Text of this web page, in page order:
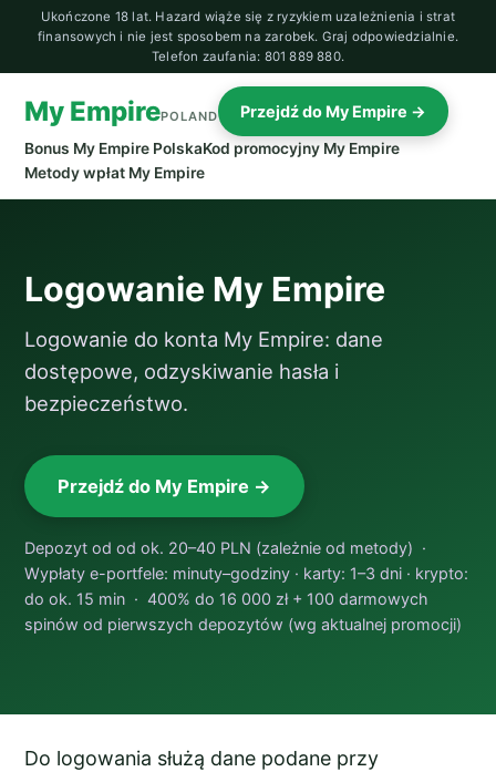
Ukończone 18 lat. Hazard wiąże się z ryzykiem uzależnienia i strat
finansowych i nie jest sposobem na zarobek. Graj odpowiedzialnie.
Telefon zaufania: 801 889 880.
My EmpirePOLAND
Bonus My Empire PolskaKod promocyjny My Empire
Metody wpłat My Empire
Przejdź do My Empire →
Logowanie My Empire
Logowanie do konta My Empire: dane
dostępowe, odzyskiwanie hasła i
bezpieczeństwo.
Przejdź do My Empire →
Depozyt od od ok. 20–40 PLN (zależnie od metody) ·
Wypłaty e-portfele: minuty–godziny · karty: 1–3 dni · krypto:
do ok. 15 min · 400% do 16 000 zł + 100 darmowych
spinów od pierwszych depozytów (wg aktualnej promocji)
Do logowania służą dane podane przy